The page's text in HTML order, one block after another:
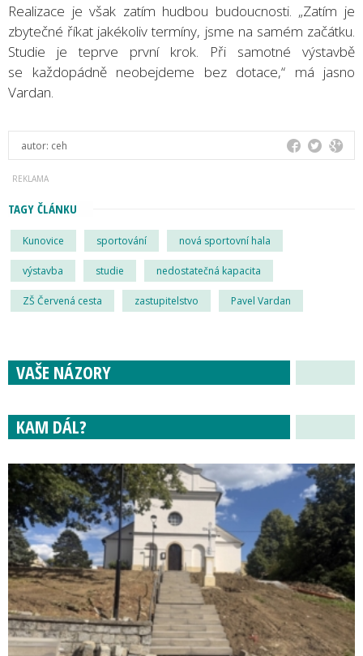
Realizace je však zatím hudbou budoucnosti. „Zatím je
zbytečné říkat jakékoliv termíny, jsme na samém začátku.
Studie je teprve první krok. Při samotné výstavbě
se každopádně neobejdeme bez dotace,“ má jasno
Vardan.
autor: ceh
TAGY ČLÁNKU
Kunovice sportování nová sportovní hala
výstavba studie nedostatečná kapacita
ZŠ Červená cesta zastupitelstvo Pavel Vardan
VAŠE NÁZORY
KAM DÁL?